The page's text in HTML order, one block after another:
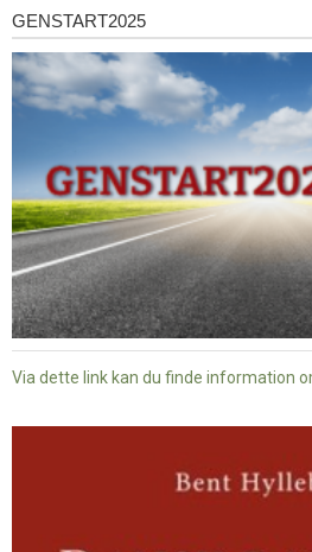
Genstart2025
GENSTART2025
Via dette link kan du finde information